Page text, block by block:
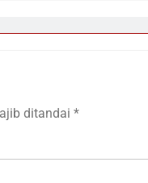
ditandai *